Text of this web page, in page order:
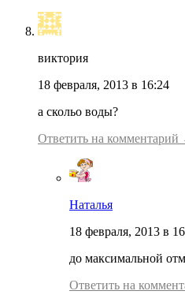
виктория
18 февраля, 2013 в 16:24
а скольо воды?
Ответить на комментарий
Наталья
18 февраля, 2013 в
до максимальной
Ответить на